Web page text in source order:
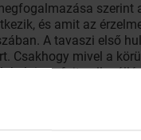
és amit az
A tavaszi első
Csakhogy mivel a
egyfajta
a járványtagadók